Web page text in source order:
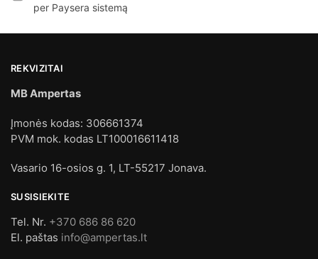
per Paysera sistemą
REKVIZITAI
MB Ampertas
Įmonės kodas: 306661374
PVM mok. kodas LT100016611418
Vasario 16-osios g. 1, LT-55217 Jonava.
SUSISIEKITE
Tel. Nr. +370 686 86 620
El. paštas info@ampertas.lt